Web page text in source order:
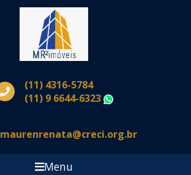
(11) 4316-5784
(11) 9 6644-6323
maurenrenata@creci.org.br
Menu